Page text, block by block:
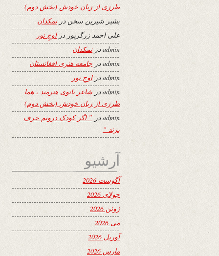
طرزی از زبان خودش (بخش دوم)
بشیر شیرین سخن درنمکدان
علی احمد زرگرپور دراوجِ نور
adminدرنمکدان
adminدر جامعه هنری افغانستان
admin دراوجِ نور
adminدر شاعر بانوی هنرمند ، هما
طرزی از زبان خودش (بخش دوم)
adminدر ” اگر کودک درونم حرف
بزند “
آرشیو
آگوست 2026
جولای 2026
ژوئن 2026
می 2026
آوریل 2026
مارس 2026